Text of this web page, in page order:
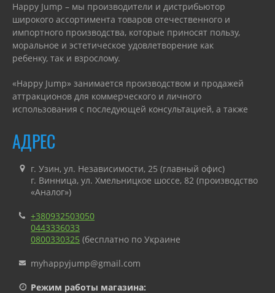
Happy Jump – мы производители и дистрибьютор
широкого ассортимента товаров отечественного и
импортного производства, которые приносят пользу,
моральное и эстетическое удовлетворение как
ребенку, так и взрослому.
«Happy Jump» занимается производством и продажей
аттракционов для коммерческого и личного
использования с последующей консультацией, а также
АДРЕС
г. Узин, ул. Независимости, 25 (главный офис)
г. Винница, ул. Хмельницкое шоссе, 82 (производство
«Аналог»)
+380932503050
0443336033
0800330325 (бесплатно по Украине
myhappyjump@gmail.com
Режим работы магазина: